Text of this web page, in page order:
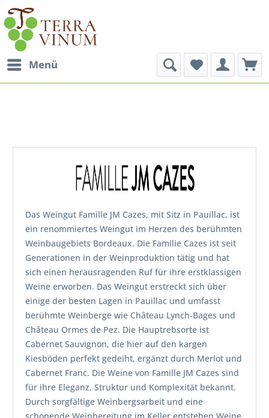
Menü
Das Weingut Famille JM Cazes, mit Sitz in Pauillac, ist
ein renommiertes Weingut im Herzen des berühmten
Weinbaugebiets Bordeaux. Die Familie Cazes ist seit
Generationen in der Weinproduktion tätig und hat
sich einen herausragenden Ruf für ihre erstklassigen
Weine erworben. Das Weingut erstreckt sich über
einige der besten Lagen in Pauillac und umfasst
berühmte Weinberge wie Château Lynch-Bages und
Château Ormes de Pez. Die Hauptrebsorte ist
Cabernet Sauvignon, die hier auf den kargen
Kiesböden perfekt gedeiht, ergänzt durch Merlot und
Cabernet Franc. Die Weine von Famille JM Cazes sind
für ihre Eleganz, Struktur und Komplexität bekannt.
Durch sorgfältige Weinbergsarbeit und eine